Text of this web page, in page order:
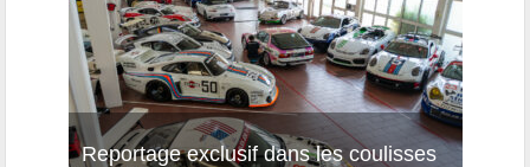
Reportage exclusif dans les coulisses
Découverte de la nouvelle Ferrari